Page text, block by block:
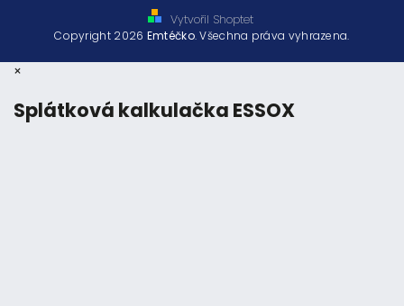
Vytvořil Shoptet
Copyright 2026 Emtéčko. Všechna práva vyhrazena.
×
Splátková kalkulačka ESSOX